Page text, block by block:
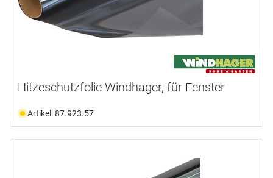
Hitzeschutzfolie Windhager, für Fenster
Artikel: 87.923.57